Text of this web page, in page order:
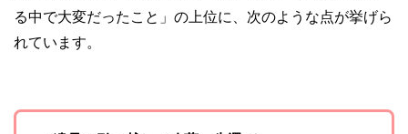
る中で大変だったこと」の上位に、次のような点が挙げら
れています。